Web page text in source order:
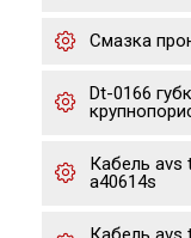
Cмазка
Dt-0166
Кабель avs
a40614s